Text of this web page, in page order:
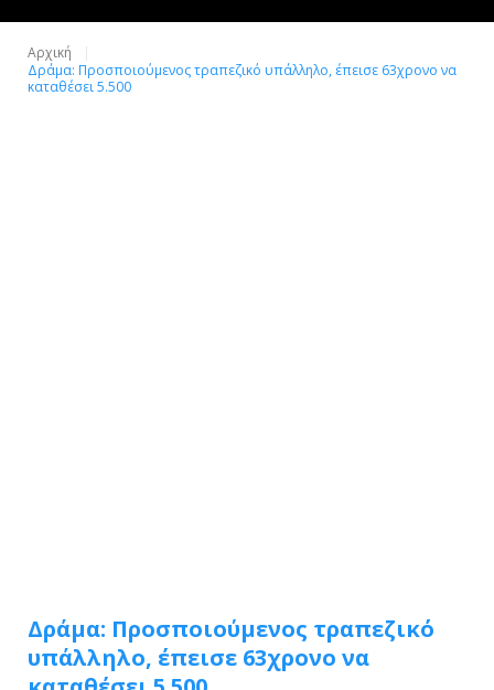
Αρχική
Δράμα: Προσποιούμενος τραπεζικό υπάλληλο, έπεισε 63χρονο να
καταθέσει 5.500
Δράμα: Προσποιούμενος τραπεζικό
υπάλληλο, έπεισε 63χρονο να